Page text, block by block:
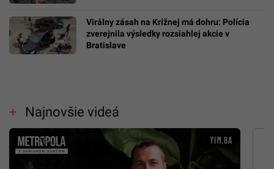
Virálny zásah na Krížnej má dohru: Polícia
zverejnila výsledky rozsiahlej akcie v
Bratislave
Najnovšie videá